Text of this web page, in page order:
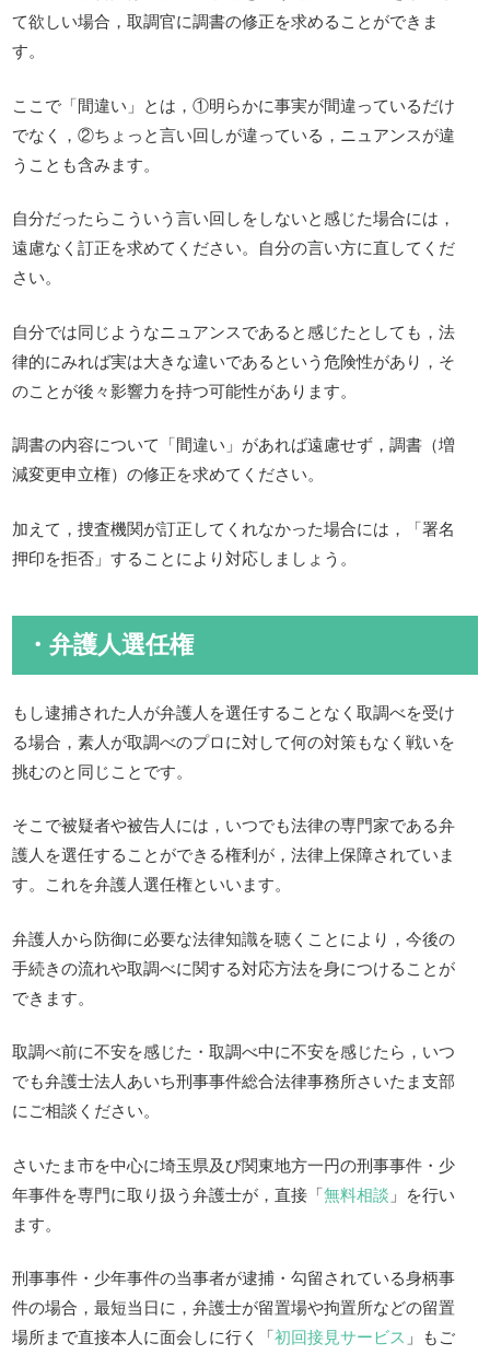
て欲しい場合，取調官に調書の修正を求めることができま
す。
ここで「間違い」とは，①明らかに事実が間違っているだけ
でなく，②ちょっと言い回しが違っている，ニュアンスが違
うことも含みます。
自分だったらこういう言い回しをしないと感じた場合には，
遠慮なく訂正を求めてください。自分の言い方に直してくだ
さい。
自分では同じようなニュアンスであると感じたとしても，法
律的にみれば実は大きな違いであるという危険性があり，そ
のことが後々影響力を持つ可能性があります。
調書の内容について「間違い」があれば遠慮せず，調書（増
減変更申立権）の修正を求めてください。
加えて，捜査機関が訂正してくれなかった場合には，「署名
押印を拒否」することにより対応しましょう。
・弁護人選任権
もし逮捕された人が弁護人を選任することなく取調べを受け
る場合，素人が取調べのプロに対して何の対策もなく戦いを
挑むのと同じことです。
そこで被疑者や被告人には，いつでも法律の専門家である弁
護人を選任することができる権利が，法律上保障されていま
す。これを弁護人選任権といいます。
弁護人から防御に必要な法律知識を聴くことにより，今後の
手続きの流れや取調べに関する対応方法を身につけることが
できます。
取調べ前に不安を感じた・取調べ中に不安を感じたら，いつ
でも弁護士法人あいち刑事事件総合法律事務所さいたま支部
にご相談ください。
さいたま市を中心に埼玉県及び関東地方一円の刑事事件・少
年事件を専門に取り扱う弁護士が，直接「無料相談 」を行い
ます。
刑事事件・少年事件の当事者が逮捕・勾留されている身柄事
件の場合，最短当日に，弁護士が留置場や拘置所などの留置
場所まで直接本人に面会しに行く「初回接見サービス 」もご